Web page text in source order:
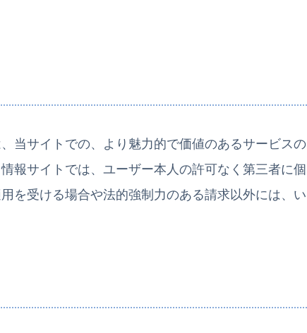
当サイトでの、より魅力的で価値のあるサービスの
報サイトでは、ユーザー本人の許可なく第三者に個
を受ける場合や法的強制力のある請求以外には、い